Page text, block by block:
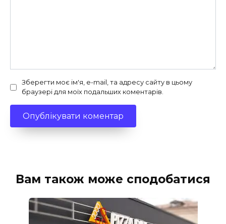
Зберегти моє ім'я, e-mail, та адресу сайту в цьому
браузері для моїх подальших коментарів.
Вам також може сподобатися